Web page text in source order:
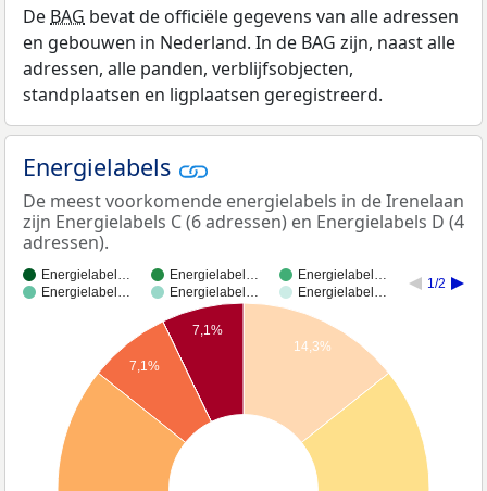
De BAG bevat de officiële gegevens van alle adressen
en gebouwen in Nederland. In de BAG zijn, naast alle
adressen, alle panden, verblijfsobjecten,
standplaatsen en ligplaatsen geregistreerd.
Energielabels
De meest voorkomende energielabels in de Irenelaan
zijn Energielabels C (6 adressen) en Energielabels D (4
adressen).
Energielabel… Energielabel…
Energielabel…
Energielabel…
Energielabel… Energielabel…
1/2
14,3%
7,1%
7,1%